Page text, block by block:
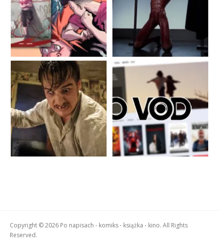
Copyright © 2026 Po napisach - komiks - książka - kino. All Rights
Reserved.